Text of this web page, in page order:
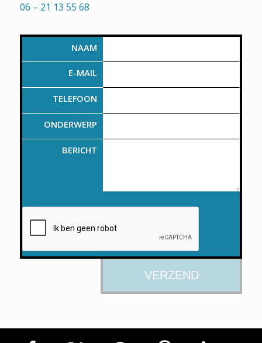
06 – 21 13 55 68
NAAM
E-MAIL
TELEFOON
ONDERWERP
BERICHT